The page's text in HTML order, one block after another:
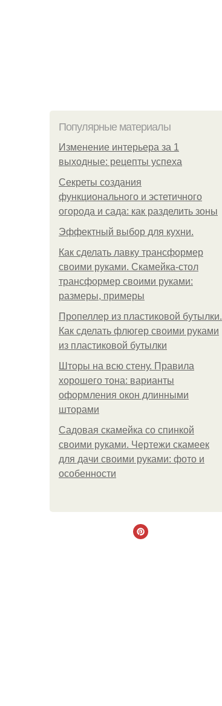
Популярные материалы
Изменение интерьера за 1
выходные: рецепты успеха
Секреты создания
функционального и эстетичного
огорода и сада: как разделить зоны
Эффектный выбор для кухни.
Как сделать лавку трансформер
своими руками. Скамейка-стол
трансформер своими руками:
размеры, примеры
Пропеллер из пластиковой бутылки.
Как сделать флюгер своими руками
из пластиковой бутылки
Шторы на всю стену. Правила
хорошего тона: варианты
оформления окон длинными
шторами
Садовая скамейка со спинкой
своими руками. Чертежи скамеек
для дачи своими руками: фото и
особенности